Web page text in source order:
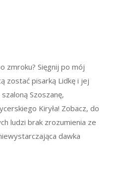
zmroku? Sięgnij po mój
zostać pisarką Lidkę i jej
Szoszanę,
Kiryła! Zobacz, do
ludzi brak zrozumienia ze
dawka